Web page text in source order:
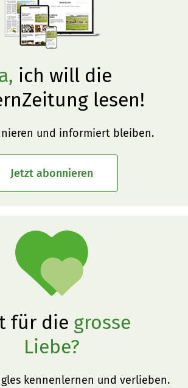
ich will die
lesen!
und informiert bleiben.
Jetzt abonnieren
für die grosse
Liebe?
kennenlernen und verlieben.